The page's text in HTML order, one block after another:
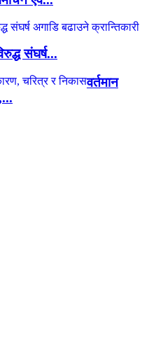
संघर्ष...
वर्तमान